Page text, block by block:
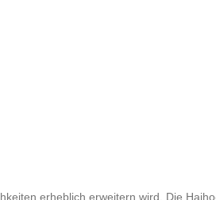
erheblich erweitern wird. Die